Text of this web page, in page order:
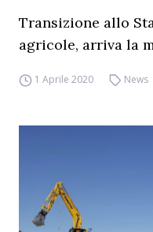
Transizione allo
agricole, arriva la
1 Aprile 2020 News